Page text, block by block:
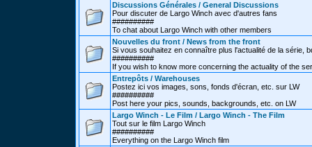
Discussions Générales / General Discussions
Pour discuter de Largo Winch avec d'autres fans
##########
To chat about Largo Winch with other members
Nouvelles du front / News from the front
Si vous souhaitez en connaître plus l'actualité de la série,
##########
If you wish to know more concerning the actuality of the
Entrepôts / Warehouses
Postez ici vos images, sons, fonds d'écran, etc. sur LW
##########
Post here your pics, sounds, backgrounds, etc. on LW
Largo Winch - Le Film / Largo Winch - The Film
Tout sur le film Largo Winch
##########
Everything on the Largo Winch film